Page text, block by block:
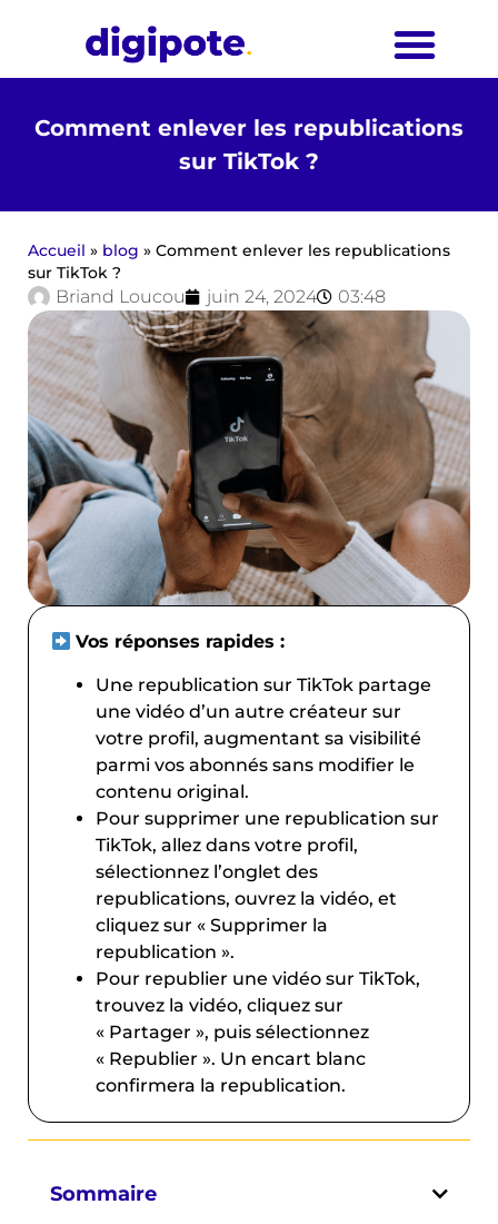
Comment enlever les republications
sur TikTok ?
Accueil » blog » Comment enlever les republications
sur TikTok ?
Briand Loucou juin 24, 2024 03:48
Vos réponses rapides :
Une republication sur TikTok partage
une vidéo d’un autre créateur sur
votre profil, augmentant sa visibilité
parmi vos abonnés sans modifier le
contenu original.
Pour supprimer une republication sur
TikTok, allez dans votre profil,
sélectionnez l’onglet des
republications, ouvrez la vidéo, et
cliquez sur « Supprimer la
republication ».
Pour republier une vidéo sur TikTok,
trouvez la vidéo, cliquez sur
« Partager », puis sélectionnez
« Republier ». Un encart blanc
confirmera la republication.
Sommaire